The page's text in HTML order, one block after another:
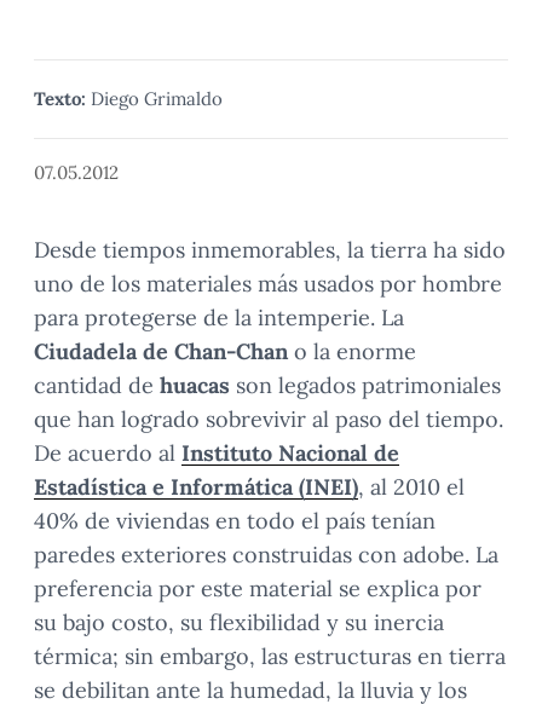
Texto: Diego Grimaldo
07.05.2012
Desde tiempos inmemorables, la tierra ha sido
uno de los materiales más usados por hombre
para protegerse de la intemperie. La
Ciudadela de Chan-Chan o la enorme
cantidad de huacas son legados patrimoniales
que han logrado sobrevivir al paso del tiempo.
De acuerdo al Instituto Nacional de
Estadística e Informática (INEI), al 2010 el
40% de viviendas en todo el país tenían
paredes exteriores construidas con adobe. La
preferencia por este material se explica por
su bajo costo, su flexibilidad y su inercia
térmica; sin embargo, las estructuras en tierra
se debilitan ante la humedad, la lluvia y los